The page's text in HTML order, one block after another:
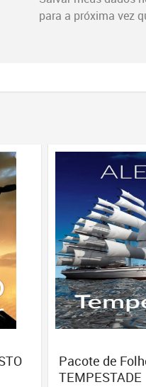
para a próxima vez
Pacote de
TEMPESTADE